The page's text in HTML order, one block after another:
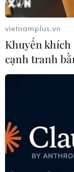
Tổng thống
Tổng thống
cuộc xung đột
đồng thời kêu
cuộc xung đột
vietnamplus.vn
Khuyến khích
cạnh tranh